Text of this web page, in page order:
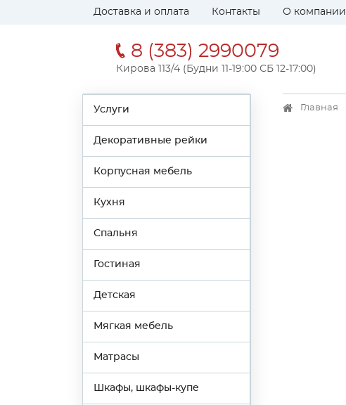
Доставка и оплата Контакты О компании
8 (383) 2990079
Кирова 113/4 (Будни 11-19:00 СБ 12-17:00)
Услуги
Декоративные рейки
Корпусная мебель
Кухня
Спальня
Гостиная
Детская
Мягкая мебель
Матрасы
Шкафы, шкафы-купе
Главная